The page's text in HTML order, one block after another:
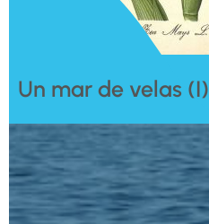
Un mar de velas (I)